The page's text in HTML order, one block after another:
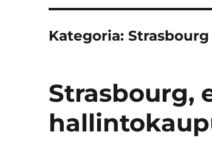
Kategoria:Strasbourg
Strasbourg,